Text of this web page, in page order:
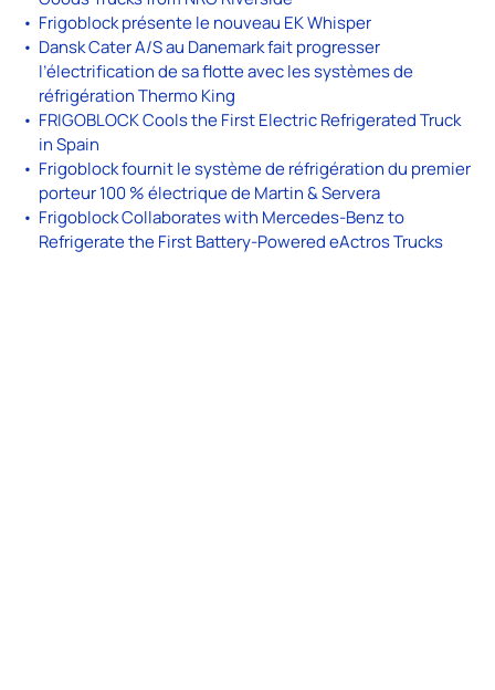
Frigoblock présente le nouveau EK Whisper
Dansk Cater A/S au Danemark fait progresser
l’électrification de sa flotte avec les systèmes de
réfrigération Thermo King
FRIGOBLOCK Cools the First Electric Refrigerated Truck
in Spain
Frigoblock fournit le système de réfrigération du premier
porteur 100 % électrique de Martin & Servera
Frigoblock Collaborates with Mercedes-Benz to
Refrigerate the First Battery-Powered eActros Trucks